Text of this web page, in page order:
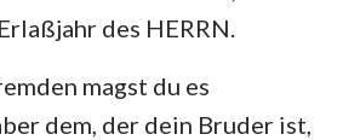
Jona
des HERRN.
magst du es
dem, der dein Bruder ist,